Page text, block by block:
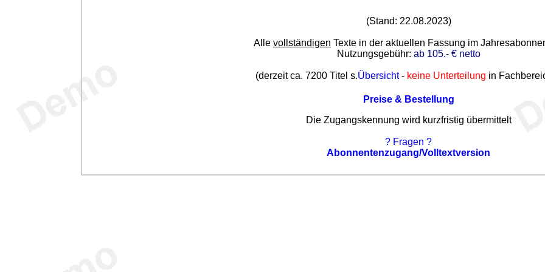
(Stand: 22.08.2023)
Alle vollständigen Texte in der aktuellen Fassung im
Nutzungsgebühr: ab 105.- € netto
(derzeit ca. 7200 Titel s.Übersicht- keine Unterteilung in
Preise & Bestellung
Die Zugangskennung wird kurzfristig übermittelt
? Fragen ?
Abonnentenzugang/Volltextversion